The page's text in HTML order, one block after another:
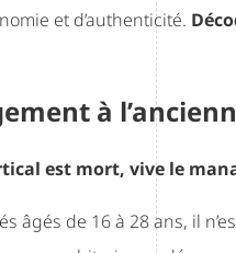
et d’authenticité.
à
est mort, vive le
âgés de 16 à 28 ans, il